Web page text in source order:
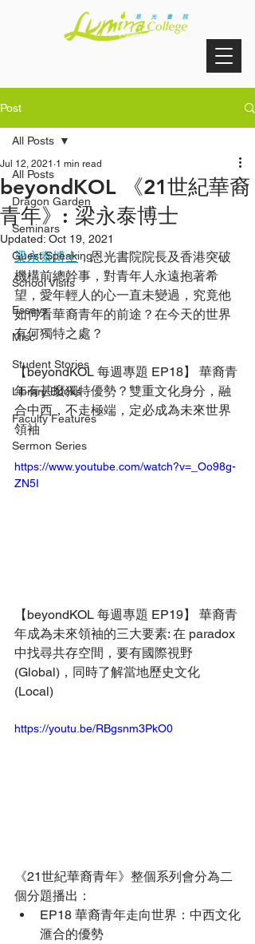
Post
All Posts
Dragon Garden
Seminars
Guest Speaking
School Visits
Essays
Misc
Student Stories
Library Books
Faculty Features
Sermon Series
All Posts
beyondKOL 《21世紀華裔
青年》: 梁永泰博士
Jul 12, 2021 1 min read
Updated: Oct 19, 2021
梁永泰博士，恩光書院院長及香港突破
機構前總幹事，對青年人永遠抱著希
望，愛年輕人的心一直未變過，究竟他
如何看華裔青年的前途？在今天的世界
有何獨特之處？
【beyondKOL 每週專題 EP18】 華裔青
年有甚麼獨特優勢？雙重文化身分，融
合中西，不走極端，定必成為未來世界
領袖
https://www.youtube.com/watch?v=_Oo98g-
ZN5I
【beyondKOL 每週專題 EP19】 華裔青
年成為未來領袖的三大要素: 在 paradox
中找尋共存空間，要有國際視野
(Global)，同時了解當地歷史文化
(Local)
https://youtu.be/RBgsnm3PkO0
《21世紀華裔青年》整個系列會分為二
個分題播出：
EP18 華裔青年走向世界：中西文化
滙合的優勢